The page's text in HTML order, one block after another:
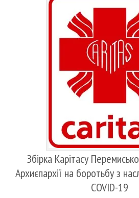
Збірка Карітасу
Архиєпархії на боротьбу з
COVID-19